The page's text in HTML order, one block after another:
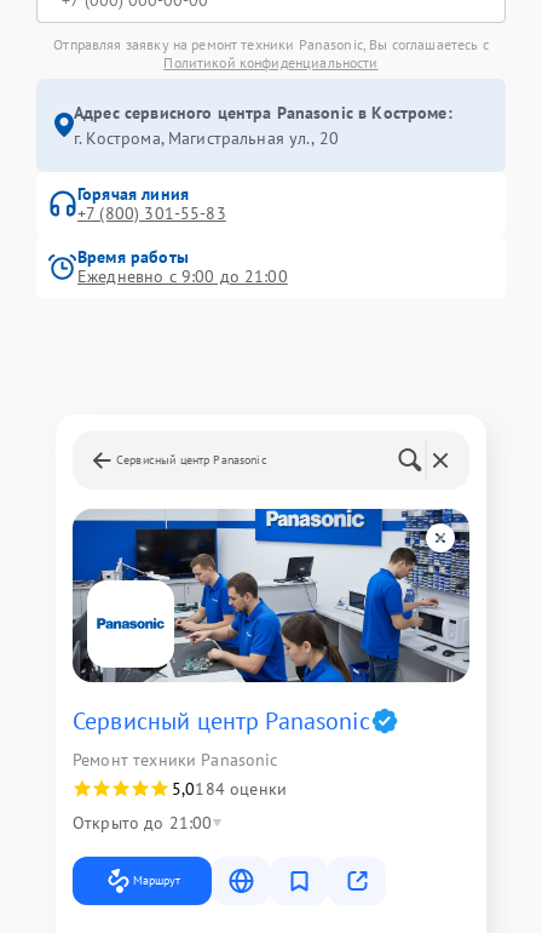
Отправляя заявку на ремонт техники Panasonic, Вы соглашаетесь с
Политикой конфиденциальности
Адрес сервисного центра Panasonic в Костроме:
г. Кострома, Магистральная ул., 20
Горячая линия
+7 (800) 301-55-83
Время работы
Ежедневно с 9:00 до 21:00
Сервисный центр Panasonic
Сервисный центр Panasonic
Ремонт техники Panasonic
5,0184 оценки
Открыто до 21:00
Маршрут